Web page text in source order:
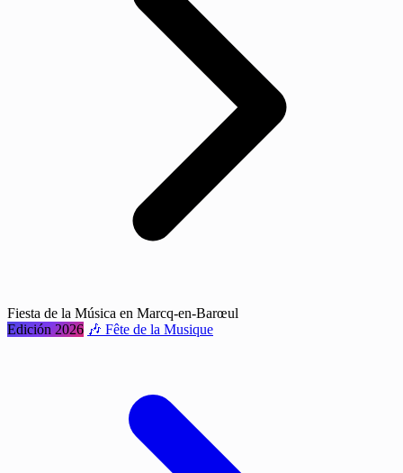
Fiesta de la Música en Marcq-en-Barœul
Edición 2026 🎶 Fête de la Musique